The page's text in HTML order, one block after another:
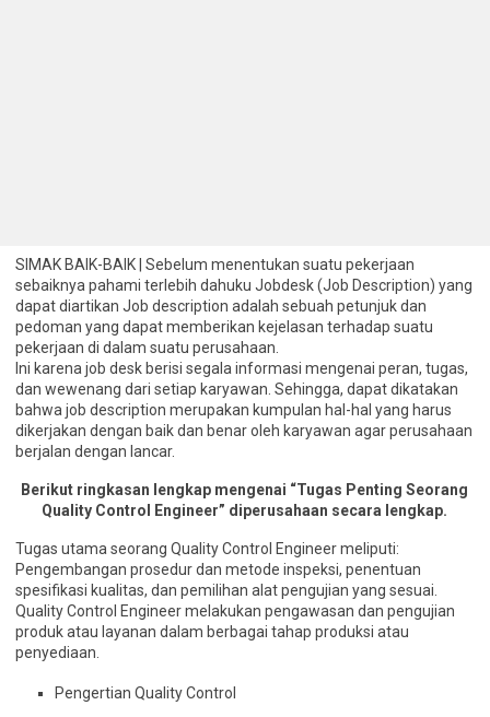
SIMAK BAIK-BAIK | Sebelum menentukan suatu pekerjaan
sebaiknya pahami terlebih dahuku Jobdesk (Job Description) yang
dapat diartikan Job description adalah sebuah petunjuk dan
pedoman yang dapat memberikan kejelasan terhadap suatu
pekerjaan di dalam suatu perusahaan.
Ini karena job desk berisi segala informasi mengenai peran, tugas,
dan wewenang dari setiap karyawan. Sehingga, dapat dikatakan
bahwa job description merupakan kumpulan hal-hal yang harus
dikerjakan dengan baik dan benar oleh karyawan agar perusahaan
berjalan dengan lancar.
Berikut ringkasan lengkap mengenai “Tugas Penting Seorang
Quality Control Engineer” diperusahaan secara lengkap.
Tugas utama seorang Quality Control Engineer meliputi:
Pengembangan prosedur dan metode inspeksi, penentuan
spesifikasi kualitas, dan pemilihan alat pengujian yang sesuai.
Quality Control Engineer melakukan pengawasan dan pengujian
produk atau layanan dalam berbagai tahap produksi atau
penyediaan.
Pengertian Quality Control